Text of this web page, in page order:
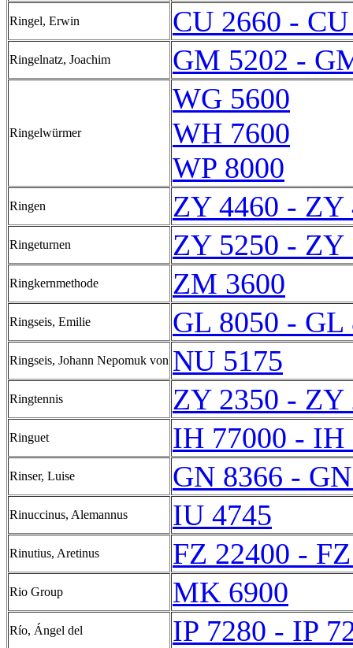
Ringel, Erwin CU 2660 -
Ringelnatz, Joachim GM 5202 -
Ringelwürmer
WG 5600
WH 7600
WP 8000
Ringen ZY 4460 - ZY
Ringeturnen ZY 5250 - ZY
Ringkernmethode ZM 3600
Ringseis, Emilie GL 8050 - GL
Ringseis, Johann Nepomuk von NU 5175
Ringtennis ZY 2350 - ZY
Ringuet IH 77000 - IH
Rinser, Luise GN 8366 -
Rinuccinus, Alemannus IU 4745
Rinutius, Aretinus FZ 22400 -
Rio Group MK 6900
Río, Ángel del IP 7280 - IP